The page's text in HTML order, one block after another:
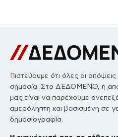
Πιστεύουμε ότι όλες οι
σημασία. Στο ΔΕΔΟΜΕΝΟ, η
μας είναι να παρέχουμε
αμερόληπτη και βασισμένη σε
δημοσιογραφία.